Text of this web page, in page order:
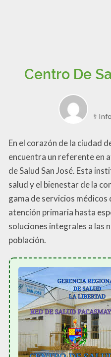
Centro De
⚕️
En el corazón de la ciudad
encuentra un referente en
de Salud San José. Esta
salud y el bienestar de la
gama de servicios médicos
atención primaria hasta
soluciones integrales a las
población.